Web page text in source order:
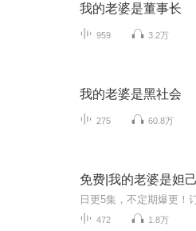
我的老婆是董事长
959 3.2万
我的老婆是黑社会
275 60.8万
472 1.8万